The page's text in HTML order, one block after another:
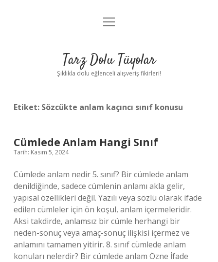
Anasayfa
Yasal Uyarı
menüyü
Tarz Dolu Tüyolar
Şıklıkla dolu eğlenceli alışveriş fikirleri!
Etiket: Sözcükte anlam kaçıncı sınıf konusu
Cümlede Anlam Hangi Sınıf
Tarih: Kasım 5, 2024
Cümlede anlam nedir 5. sınıf? Bir cümlede anlam
denildiğinde, sadece cümlenin anlamı akla gelir,
yapısal özellikleri değil. Yazılı veya sözlü olarak ifade
edilen cümleler için ön koşul, anlam içermeleridir.
Aksi takdirde, anlamsız bir cümle herhangi bir
neden-sonuç veya amaç-sonuç ilişkisi içermez ve
anlamını tamamen yitirir. 8. sınıf cümlede anlam
konuları nelerdir? Bir cümlede anlam Özne İfade